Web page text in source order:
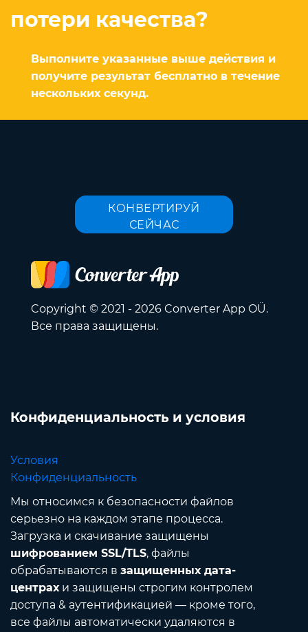
потери качества?
Выполните указанные выше действия и
получите результат бесплатно в течение
нескольких секунд.
КОНВЕРТИРУЙ
СЕЙЧАС
Copyright © 2021 - 2026 Converter App OÜ.
Все права защищены.
Конфиденциальность и условия
Условия
Конфиденциальность
Мы относимся к безопасности файлов
серьезно на каждом этапе процесса.
Загрузка и скачивание защищены
шифрованием SSL/TLS, файлы
обрабатываются в защищенных дата-
центрахи защищены строгим контролем
доступа & аутентификацией — кроме того,
все файлы автоматически удаляются в